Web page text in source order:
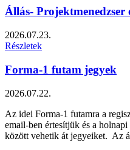
Állás- Projektmenedzser
2026.07.23.
Részletek
Forma-1 futam jegyek
2026.07.22.
Az idei Forma-1 futamra a
email-ben értesítjük és a
között vehetik át jegyeiket. Az